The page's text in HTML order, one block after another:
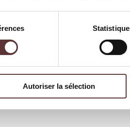
Autoriser la sélection
de la préservation de la
Le manchot africain contribue à
désireux d’observer cet oiseau
de manchots, notamment
de l’Afrique du Sud) par an
bénéficie aussi aux